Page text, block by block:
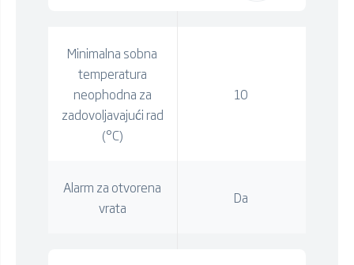
Minimalna sobna
temperatura
neophodna za
zadovoljavajući rad
(°C)
10
Alarm za otvorena
vrata
Da